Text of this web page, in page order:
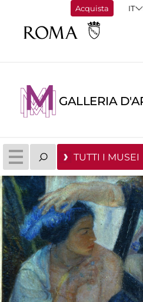
Acquista
GALLERIA
TUTTI I MUSEI